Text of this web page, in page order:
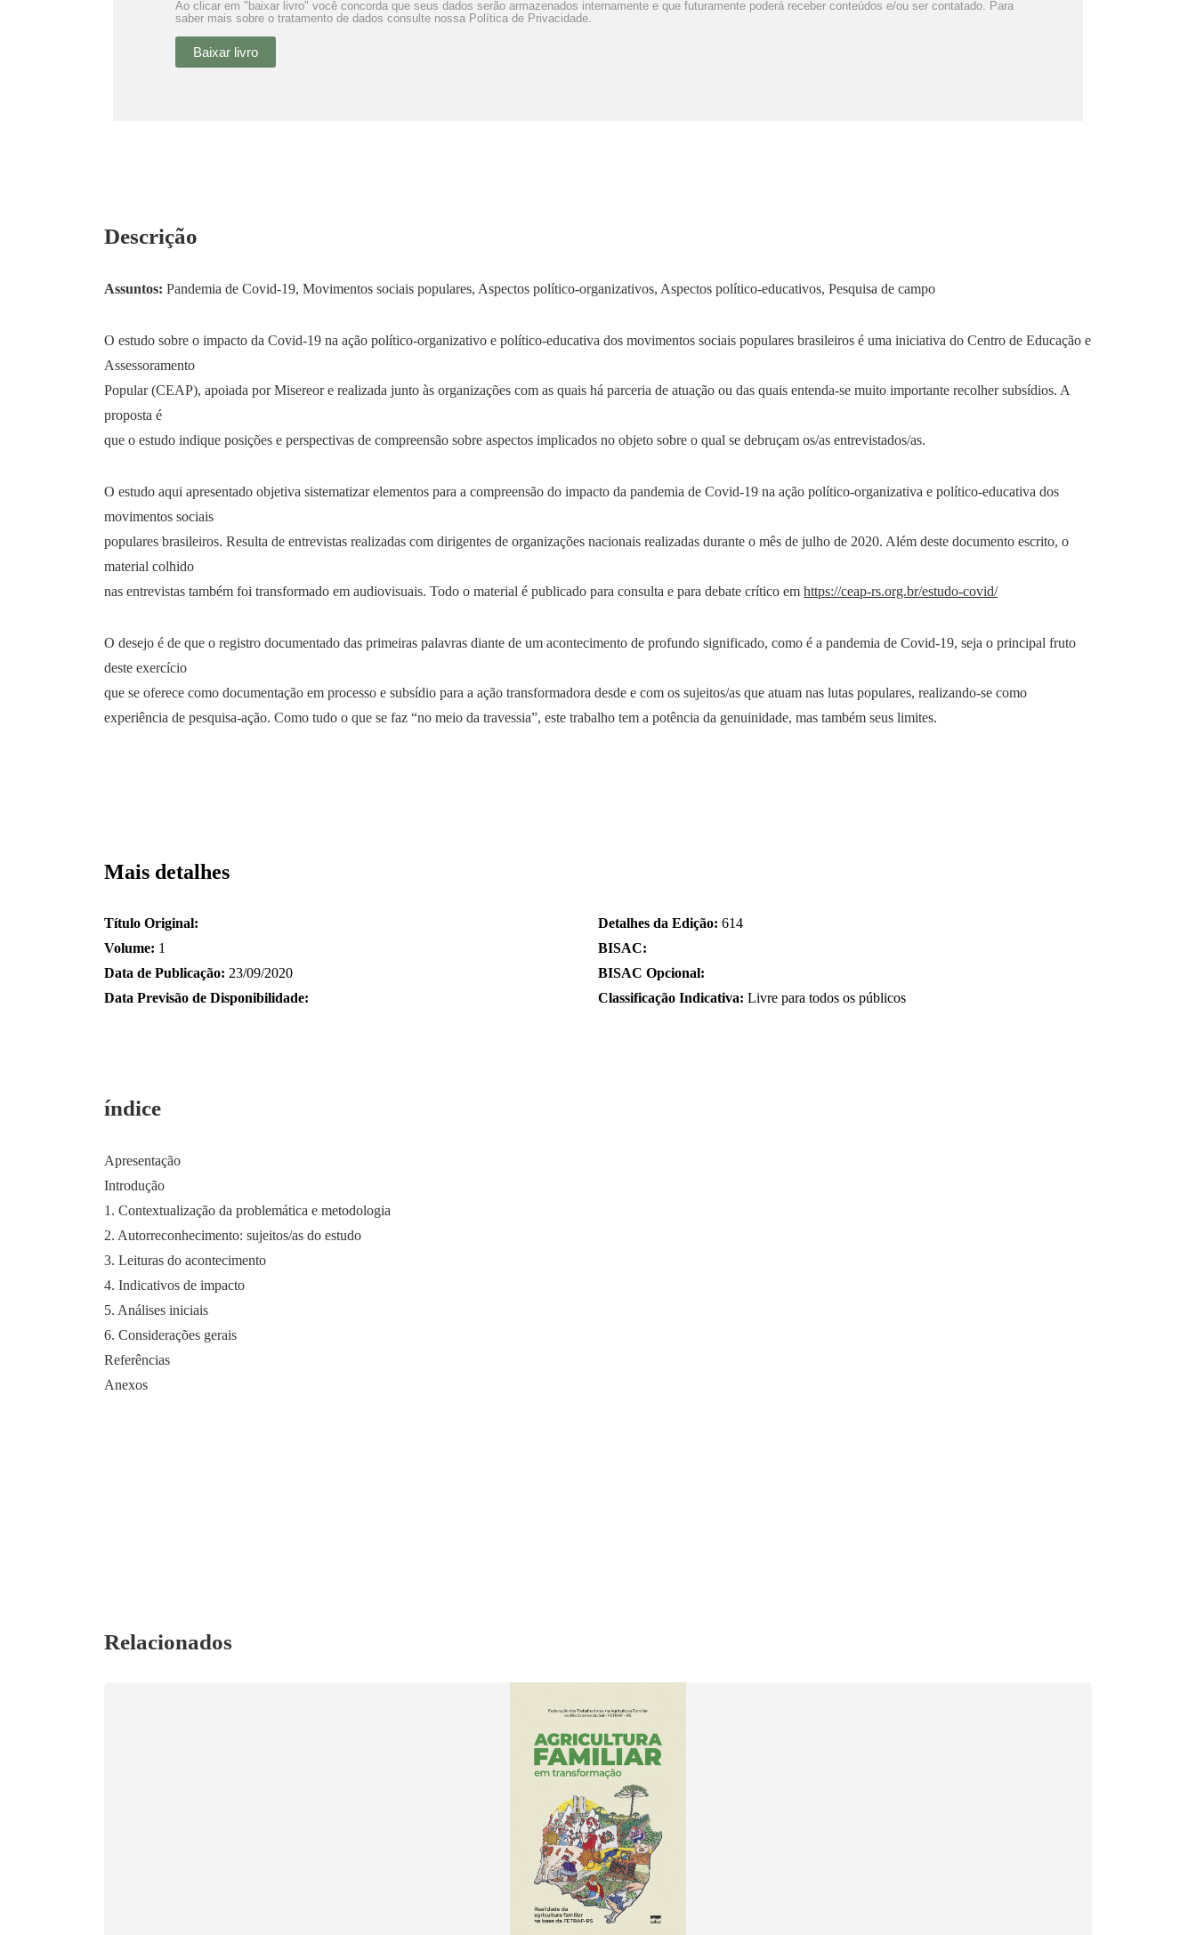
Ao clicar em "baixar livro" você concorda que seus dados serão armazenados internamente e que futuramente poderá receber conteúdos e/ou ser contatado. Para
saber mais sobre o tratamento de dados consulte nossa Política de Privacidade.
Baixar livro
Descrição
Assuntos: Pandemia de Covid-19, Movimentos sociais populares, Aspectos político-organizativos, Aspectos político-educativos, Pesquisa de campo
O estudo sobre o impacto da Covid-19 na ação político-organizativo e político-educativa dos movimentos sociais populares brasileiros é uma iniciativa do Centro de Educação e
Assessoramento
Popular (CEAP), apoiada por Misereor e realizada junto às organizações com as quais há parceria de atuação ou das quais entenda-se muito importante recolher subsídios. A
proposta é
que o estudo indique posições e perspectivas de compreensão sobre aspectos implicados no objeto sobre o qual se debruçam os/as entrevistados/as.
O estudo aqui apresentado objetiva sistematizar elementos para a compreensão do impacto da pandemia de Covid-19 na ação político-organizativa e político-educativa dos
movimentos sociais
populares brasileiros. Resulta de entrevistas realizadas com dirigentes de organizações nacionais realizadas durante o mês de julho de 2020. Além deste documento escrito, o
material colhido
nas entrevistas também foi transformado em audiovisuais. Todo o material é publicado para consulta e para debate crítico em https://ceap-rs.org.br/estudo-covid/
O desejo é de que o registro documentado das primeiras palavras diante de um acontecimento de profundo significado, como é a pandemia de Covid-19, seja o principal fruto
deste exercício
que se oferece como documentação em processo e subsídio para a ação transformadora desde e com os sujeitos/as que atuam nas lutas populares, realizando-se como
experiência de pesquisa-ação. Como tudo o que se faz “no meio da travessia”, este trabalho tem a potência da genuinidade, mas também seus limites.
Mais detalhes
Título Original:
Volume: 1
Data de Publicação: 23/09/2020
Data Previsão de Disponibilidade:
Detalhes da Edição: 614
BISAC:
BISAC Opcional:
Classificação Indicativa: Livre para todos os públicos
índice
Apresentação
Introdução
1. Contextualização da problemática e metodologia
2. Autorreconhecimento: sujeitos/as do estudo
3. Leituras do acontecimento
4. Indicativos de impacto
5. Análises iniciais
6. Considerações gerais
Referências
Anexos
Relacionados